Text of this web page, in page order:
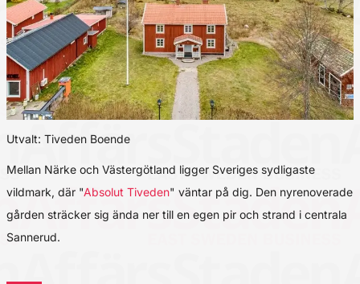
Utvalt: Tiveden Boende
Mellan Närke och Västergötland ligger Sveriges sydligaste
vildmark, där "Absolut Tiveden" väntar på dig. Den nyrenoverade
gården sträcker sig ända ner till en egen pir och strand i centrala
Sannerud.